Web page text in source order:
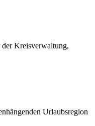
der Kreisverwaltung,
Urlaubsregion